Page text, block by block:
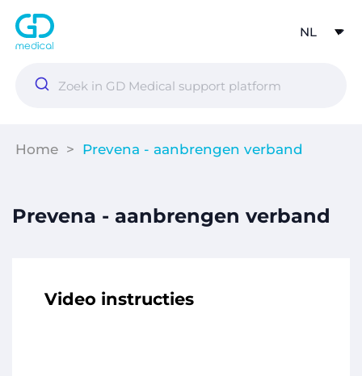
Home > Prevena - aanbrengen verband
Prevena - aanbrengen verband
Video instructies